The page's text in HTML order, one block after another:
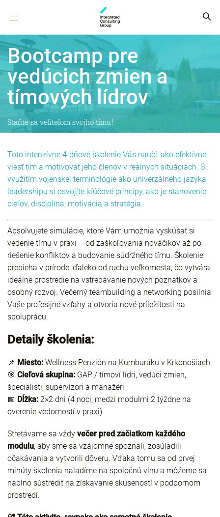
Bootcamp pre
vedúcich zmien a
tímových lídrov
Staňte sa veliteľom svojho tímu!
Toto intenzívne 4-dňové školenie Vás naučí, ako efektívne
viesť tím a motivovať jeho členov v reálnych situáciách. S
využitím vojenskej terminológie ako univerzálneho jazyka
leadershipu si osvojíte kľúčové princípy, ako je stanovenie
cieľov, disciplína, motivácia a stratégia.
Absolvujete simulácie, ktoré Vám umožnia vyskúšať si
vedenie tímu v praxi – od zaškoľovania nováčikov až po
riešenie konfliktov a budovanie súdržného tímu. Školenie
prebieha v prírode, ďaleko od ruchu veľkomesta, čo vytvára
ideálne prostredie na vstrebávanie nových poznatkov a
osobný rozvoj. Večerný teambuilding a networking posilnia
Vaše profesijné vzťahy a otvoria nové príležitosti na
spoluprácu.
Detaily školenia:
📌 Miesto: Wellness Penzión na Kumburáku v Krkonošiach
🎯 Cieľová skupina: GAP / tímoví lídri, vedúci zmien,
špecialisti, supervízori a manažéri
📅 Dĺžka: 2×2 dni (4 noci, medzi modulmi 2 týždne na
overenie vedomostí v praxi)
Stretávame sa vždy večer pred začiatkom každého
modulu, aby sme sa vzájomne spoznali, zosúladili
očakávania a vytvorili dôveru. Vďaka tomu sa od prvej
minúty školenia naladíme na spoločnú vlnu a môžeme sa
naplno sústrediť na získavanie skúseností v podpornom
prostredí.